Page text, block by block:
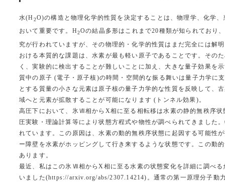
水(H 2O)の構造と物理化学的性質を決定することは、物理学、化学
おいて重要です。H2Oの結晶多形はこれまで20種類が知られており
究が行われていますが、その物理的・化学的性質はまだ完全には解
おける本質的な課題は、水素が最も軽い原子であることです。その
く、実験的に検出することが難しいことに加え、大きな量子効果を
質中の原子 (電子・原子核)の時間・空間的な振る舞いは量子力学に
とする質量の小さな元素は原子核の量子力学的な性質を反映して、
域へと元素が拡散することが可能になります (トンネル効果)。
高圧下において、氷Ⅶ相からX相に至る相転移は水素の静的無秩序
圧実験・理論計算等により状態方程式や物性が調べられてきまし
れています。この原因は、水素の動的無秩序状態に起因する可能
ー障壁を水素がホッピングして行き来するような状態です。この動
あります。
最近、私はこの氷Ⅶ相からX相に至る水素の状態変化を詳細に調べ
いました(https://arxiv.org/abs/2307.14214)。通常の第一原理分子